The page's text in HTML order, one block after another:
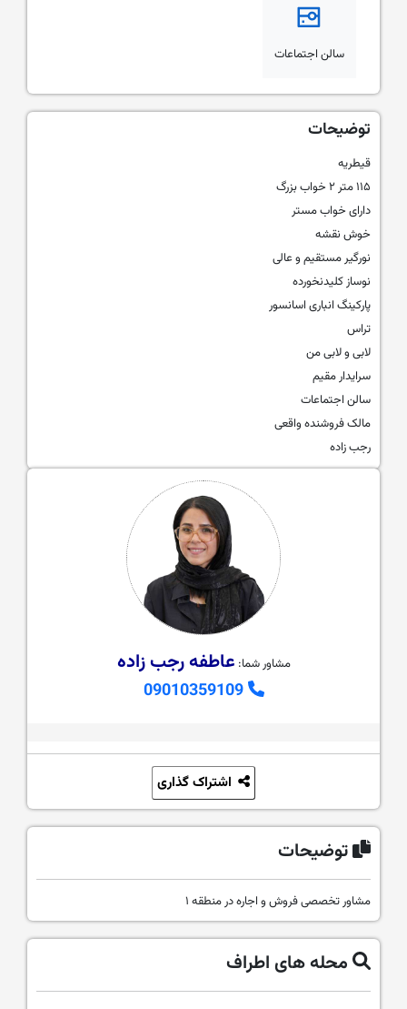
سالن اجتماعات
توضیحات
قیطریه
۱۱۵ متر ۲ خواب بزرگ
دارای خواب مستر
خوش نقشه
نورگیر مستقیم و عالی
نوساز کلیدنخورده
پارکینگ انباری اسانسور
تراس
لابی و لابی من
سرایدار مقیم
سالن اجتماعات
مالک فروشنده واقعی
رجب زاده
مشاور شما: عاطفه رجب زاده
09010359109
توضیحات
مشاور تخصصی فروش و اجاره در منطقه ۱
محله های اطراف